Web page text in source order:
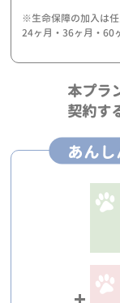
※生命保障の加入は
24ヶ月・36ヶ月・60
本プラ
契約す
あん